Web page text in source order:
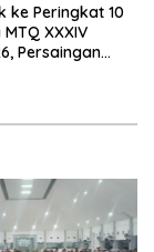
ke Peringkat 10
XXXIV
Persaingan